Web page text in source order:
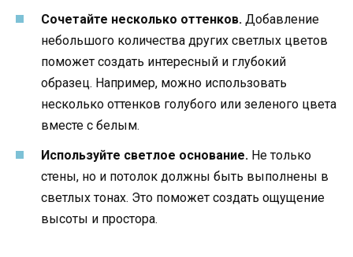
Сочетайте несколько оттенков. Добавление
небольшого количества других светлых цветов
поможет создать интересный и глубокий
образец. Например, можно использовать
несколько оттенков голубого или зеленого цвета
вместе с белым.
Используйте светлое основание. Не только
стены, но и потолок должны быть выполнены в
светлых тонах. Это поможет создать ощущение
высоты и простора.